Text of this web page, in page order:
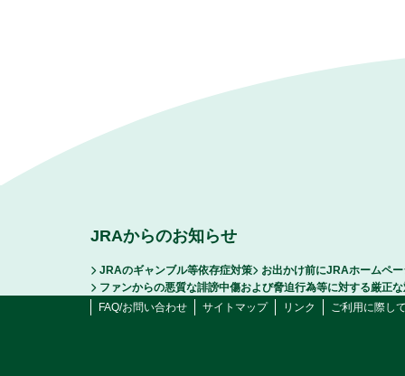
JRAからのお知らせ
JRAのギャンブル等依存症対策
お出かけ前にJRAホームペ
ファンからの悪質な誹謗中傷および脅迫行為等に対する厳正
FAQ/お問い合わせ
サイトマップ リンク ご利用に際し